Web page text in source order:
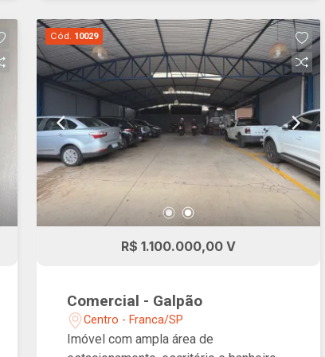
Cód. 10029
R$ 1.100.000,00 V
Comercial - Galpão
Centro - Franca/SP
Imóvel com ampla área de